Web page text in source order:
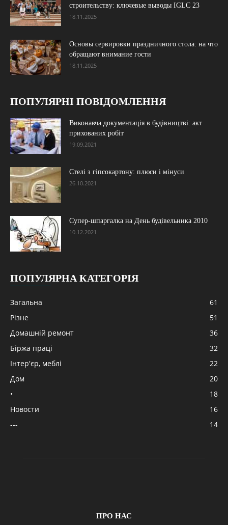
строительству: ключевые выводы IGLC 23
18.11.2025
Основы сервировки праздничного стола: на что
обращают внимание гости
18.11.2025
ПОПУЛЯРНІ ПОВІДОМЛЕННЯ
Виконавча документація в будівництві: акт
прихованих робіт
19.09.2021
Стелі з гіпсокартону: плюси і мінуси
26.10.2021
Супер-шпаргалка на День будівельника 2010
10.12.2021
ПОПУЛЯРНА КАТЕГОРІЯ
Загальна
61
Різне
51
Домашній ремонт
36
Біржа праці
32
Інтер'єр, меблі
22
Дом
20
•
18
Новости
16
---
14
ПРО НАС